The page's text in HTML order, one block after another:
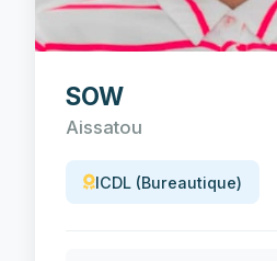
SOW
Aissatou
ICDL (Bureautique)